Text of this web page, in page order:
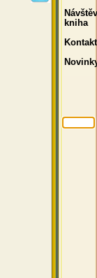
kniha
Kontakt